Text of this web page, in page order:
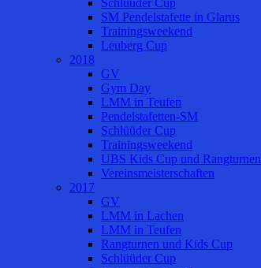
Schlüüder Cup
SM Pendelstafette in Glarus
Trainingsweekend
Leuberg Cup
2018
GV
Gym Day
LMM in Teufen
Pendelstafetten-SM
Schlüüder Cup
Trainingsweekend
UBS Kids Cup und Rangturnen
Vereinsmeisterschaften
2017
GV
LMM in Lachen
LMM in Teufen
Rangturnen und Kids Cup
Schlüüder Cup